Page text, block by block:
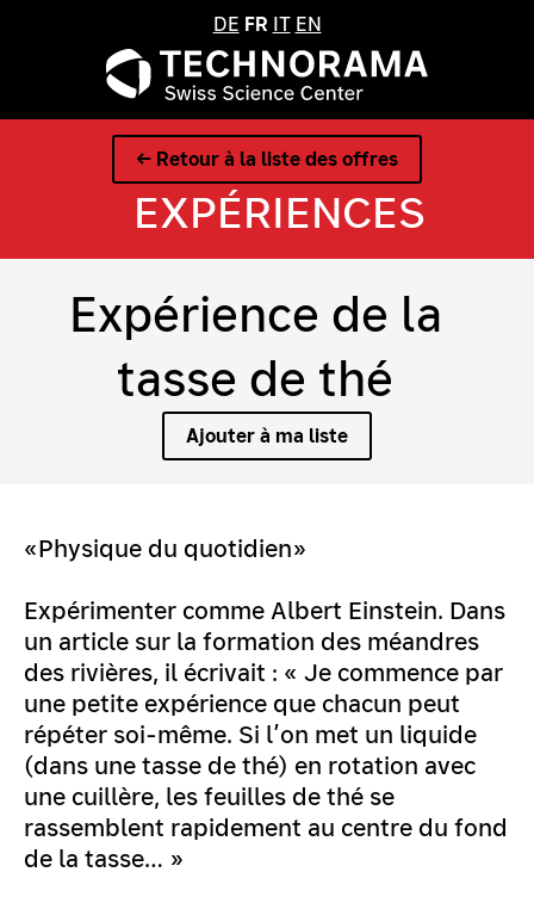
DE FR IT EN
← Retour à la liste des offres
EXPÉRIENCES
Expérience de la
tasse de thé
Ajouter à ma liste
«Physique du quotidien»
Expérimenter comme Albert Einstein. Dans
un article sur la formation des méandres
des rivières, il écrivait : « Je commence par
une petite expérience que chacun peut
répéter soi-même. Si l’on met un liquide
(dans une tasse de thé) en rotation avec
une cuillère, les feuilles de thé se
rassemblent rapidement au centre du fond
de la tasse… »